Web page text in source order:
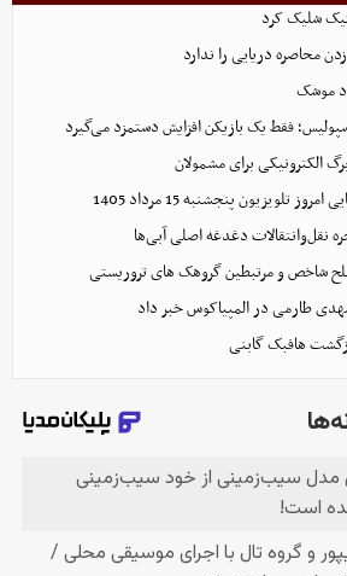
شلیک کرد
محاصره دریایی را ندارد
موشک
فقط یک بازیکن افزایش دستمزد می‌گیرد
الکترونیکی برای مشمولان
پنجشنبه 15 مرداد 1405
نقل‌وانتقالات دغدغه اصلی آبی‌ها
مهدی طارمی در المپیاکوس خبر داد
هافبک گابنی